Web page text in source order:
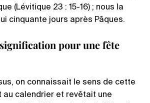
(Lévitique 23 : 15-16) ; nous la
cinquante jours après Pâques.
pour une fête
on connaissait le sens de cette
au calendrier et revêtait une